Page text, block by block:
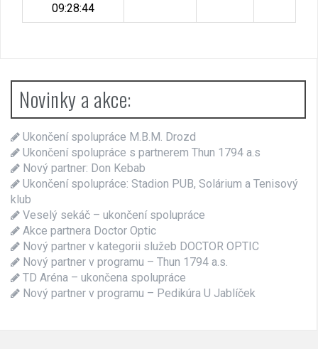
09:28:44
Novinky a akce:
Ukončení spolupráce M.B.M. Drozd
Ukončení spolupráce s partnerem Thun 1794 a.s
Nový partner: Don Kebab
Ukončení spolupráce: Stadion PUB, Solárium a Tenisový
klub
Veselý sekáč – ukončení spolupráce
Akce partnera Doctor Optic
Nový partner v kategorii služeb DOCTOR OPTIC
Nový partner v programu – Thun 1794 a.s.
TD Aréna – ukončena spolupráce
Nový partner v programu – Pedikúra U Jablíček